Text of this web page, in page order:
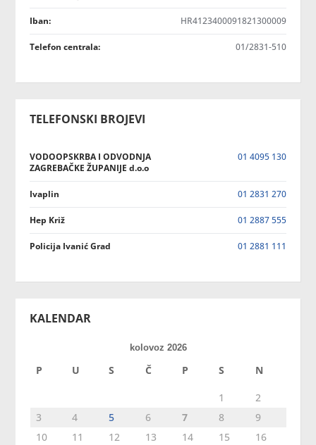
Iban: HR4123400091821300009
Telefon centrala: 01/2831-510
TELEFONSKI BROJEVI
VODOOPSKRBA I ODVODNJA
ZAGREBAČKE ŽUPANIJE d.o.o
01 4095 130
Ivaplin 01 2831 270
Hep Križ 01 2887 555
Policija Ivanić Grad 01 2881 111
KALENDAR
kolovoz 2026
P U S Č P S N
1
2
3
4 5 6 7 8
9
10
11 12 13 14 15
16